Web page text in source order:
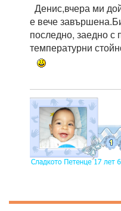
Денис,вчера ми
е вече
последно, заедно с
температурни